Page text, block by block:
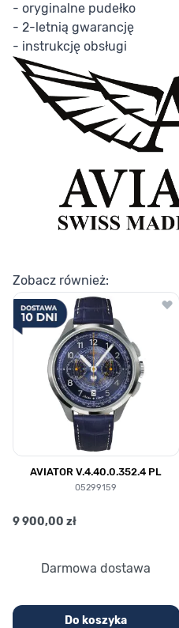
- oryginalne pudełko
- 2-letnią gwarancję
- instrukcję obsługi
Zobacz również:
AVIATOR V.4.40.0.352.4 PL
05299159
9 900,00 zł
Darmowa dostawa
Do koszyka